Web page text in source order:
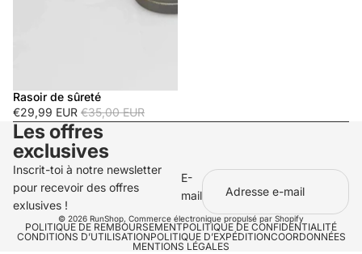
Promotion
Rasoir de sûreté
€29,99 EUR €35,00 EUR
Les offres
exclusives
Inscrit-toi à notre newsletter
pour recevoir des offres
exlusives !
E-
mail
© 2026 RunShop, Commerce électronique propulsé par Shopify
POLITIQUE DE REMBOURSEMENTPOLITIQUE DE CONFIDENTIALITÉ
CONDITIONS D’UTILISATIONPOLITIQUE D’EXPÉDITIONCOORDONNÉES
MENTIONS LÉGALES